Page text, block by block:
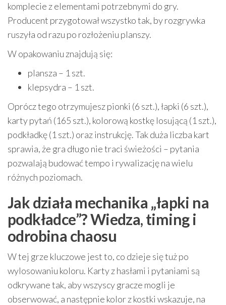
komplecie z elementami potrzebnymi do gry.
Producent przygotował wszystko tak, by rozgrywka
ruszyła od razu po rozłożeniu planszy.
W opakowaniu znajdują się:
plansza – 1 szt.
klepsydra – 1 szt.
Oprócz tego otrzymujesz pionki (6 szt.), łapki (6 szt.),
karty pytań (165 szt.), kolorową kostkę losującą (1 szt.),
podkładkę (1 szt.) oraz instrukcję. Tak duża liczba kart
sprawia, że gra długo nie traci świeżości – pytania
pozwalają budować tempo i rywalizację na wielu
różnych poziomach.
Jak działa mechanika „łapki na
podkładce”? Wiedza, timing i
odrobina chaosu
W tej grze kluczowe jest to, co dzieje się tuż po
wylosowaniu koloru. Karty z hasłami i pytaniami są
odkrywane tak, aby wszyscy gracze mogli je
obserwować, a następnie kolor z kostki wskazuje, na